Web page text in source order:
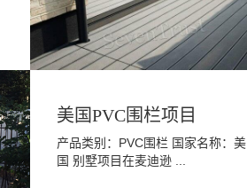
美国PVC围栏项目
产品类别：PVC围栏 国家名称：美
国 别墅项目在麦迪逊 ...